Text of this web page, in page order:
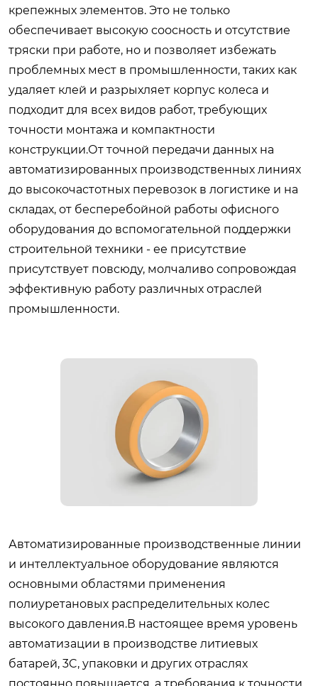
крепежных элементов. Это не только
обеспечивает высокую соосность и отсутствие
тряски при работе, но и позволяет избежать
проблемных мест в промышленности, таких как
удаляет клей и разрыхляет корпус колеса и
подходит для всех видов работ, требующих
точности монтажа и компактности
конструкции.От точной передачи данных на
автоматизированных производственных линиях
до высокочастотных перевозок в логистике и на
складах, от бесперебойной работы офисного
оборудования до вспомогательной поддержки
строительной техники - ее присутствие
присутствует повсюду, молчаливо сопровождая
эффективную работу различных отраслей
промышленности.
Автоматизированные производственные линии
и интеллектуальное оборудование являются
основными областями применения
полиуретановых распределительных колес
высокого давления.В настоящее время уровень
автоматизации в производстве литиевых
батарей, 3C, упаковки и других отраслях